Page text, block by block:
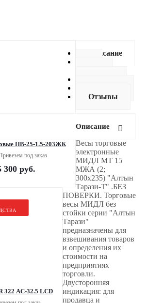
НВ-25-1.5-203ЖК
под заказ
300 руб.
322 AС-32.5 LCD
Описание
Отзывы
Описание
Весы торговые
электронные
МИДЛ МТ 15
МЖА (2;
300x235) "Алтын
Тарази-Т" .БЕЗ
ПОВЕРКИ. Торговые
весы МИДЛ без
стойки серии "Алтын
Тарази"
предназначены для
взвешивания товаров
и определения их
стоимости на
предприятиях
торговли.
Двусторонняя
индикация: для
продавца и